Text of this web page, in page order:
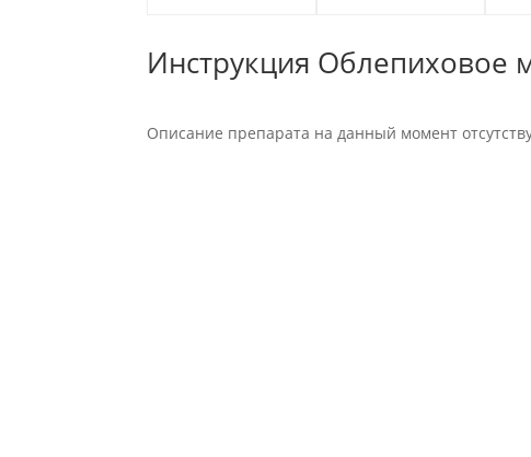
Инструкция Облепиховое
Описание препарата на данный момент